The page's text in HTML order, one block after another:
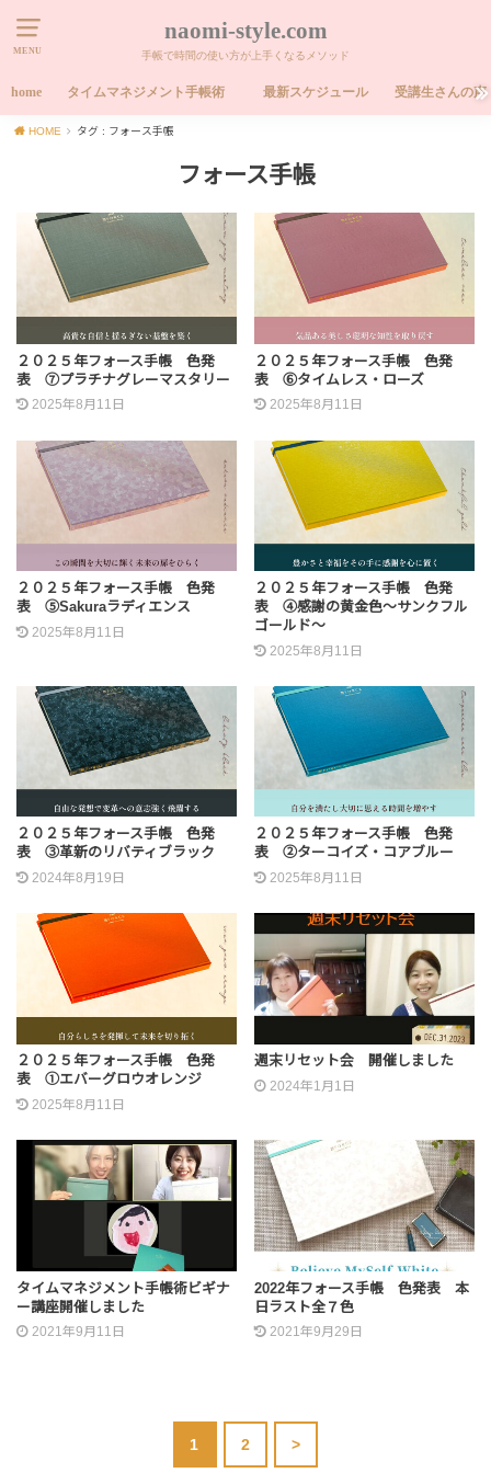
MENU
naomi-style.com
手帳で時間の使い方が上手くなるメソッド
home タイムマネジメント手帳術 最新スケジュール 受講生さんの声
HOME タグ : フォース手帳
フォース手帳
２０２５年フォース手帳 色発
表 ⑦プラチナグレーマスタリー
2025年8月11日
２０２５年フォース手帳 色発
表 ⑥タイムレス・ローズ
2025年8月11日
２０２５年フォース手帳 色発
表 ⑤Sakuraラディエンス
2025年8月11日
２０２５年フォース手帳 色発
表 ④感謝の黄金色〜サンクフル
ゴールド〜
2025年8月11日
２０２５年フォース手帳 色発
表 ③革新のリバティブラック
2024年8月19日
２０２５年フォース手帳 色発
表 ②ターコイズ・コアブルー
2025年8月11日
２０２５年フォース手帳 色発
表 ①エバーグロウオレンジ
2025年8月11日
週末リセット会 開催しました
2024年1月1日
タイムマネジメント手帳術ビギナ
ー講座開催しました
2021年9月11日
2022年フォース手帳 色発表 本
日ラスト全７色
2021年9月29日
1 2 >